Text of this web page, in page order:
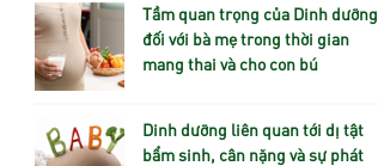
Tầm quan trọng của Dinh dưỡng
đối với bà mẹ trong thời gian
mang thai và cho con bú
Dinh dưỡng liên quan tới dị tật
bẩm sinh, cân nặng và sự phát